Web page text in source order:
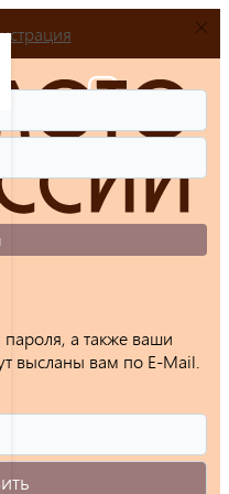
а также ваши
высланы вам по E-Mail.